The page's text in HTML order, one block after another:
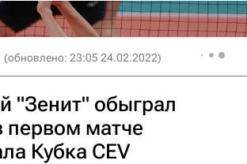
(обновлено: 23:05 24.02.2022)
"Зенит" обыграл
первом матче
Кубка CEV